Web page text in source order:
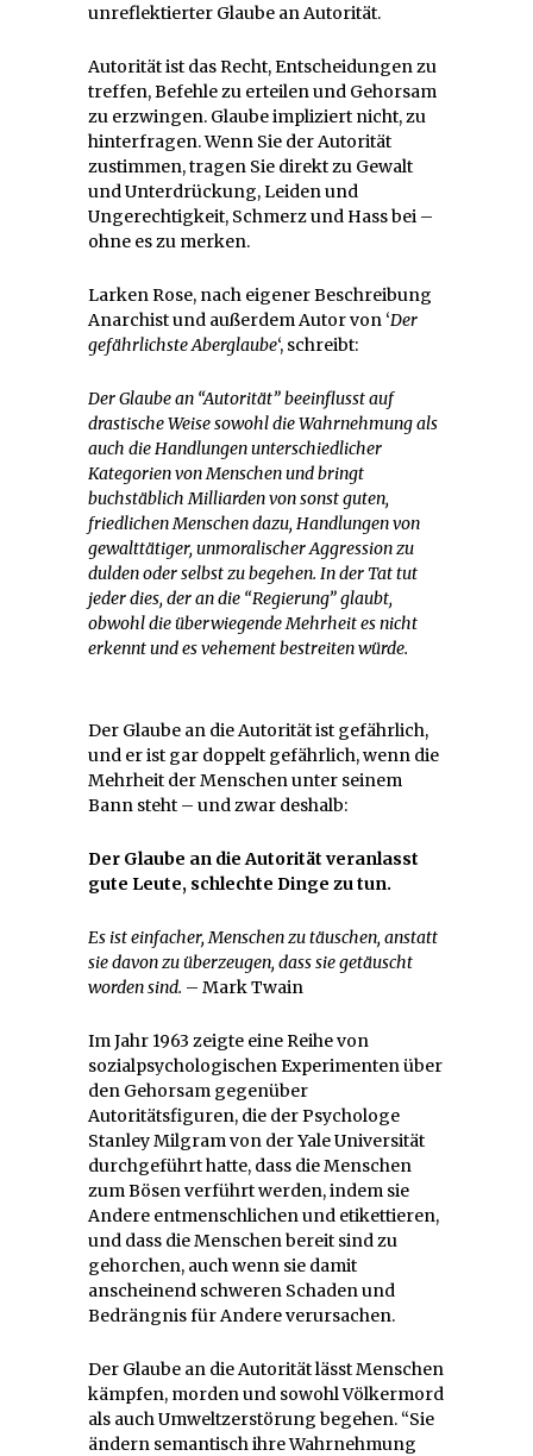
unreflektierter Glaube an Autorität.
Autorität ist das Recht, Entscheidungen zu
treffen, Befehle zu erteilen und Gehorsam
zu erzwingen. Glaube impliziert nicht, zu
hinterfragen. Wenn Sie der Autorität
zustimmen, tragen Sie direkt zu Gewalt
und Unterdrückung, Leiden und
Ungerechtigkeit, Schmerz und Hass bei –
ohne es zu merken.
Larken Rose, nach eigener Beschreibung
Anarchist und außerdem Autor von ‘Der
gefährlichste Aberglaube‘, schreibt:
Der Glaube an “Autorität”beeinflusst auf
drastische Weise sowohl die Wahrnehmung als
auch die Handlungenunterschiedlicher
Kategorien von Menschen undbringt
buchstäblich Milliarden von sonst guten,
friedlichen Menschen dazu, Handlungen von
gewalttätiger, unmoralischer Aggression zu
dulden oder selbst zu begehen. In der Tat tut
jeder dies, der an die “Regierung” glaubt,
obwohl die überwiegende Mehrheit es nicht
erkennt und es vehement bestreiten würde.
Der Glaube an die Autorität ist gefährlich,
und er ist gar doppelt gefährlich, wenn die
Mehrheit der Menschen unter seinem
Bann steht – und zwar deshalb:
Der Glaube an die Autorität veranlasst
gute Leute, schlechte Dinge zu tun.
Es ist einfacher, Menschen zu täuschen, anstatt
sie davon zu überzeugen, dass sie getäuscht
worden sind. – Mark Twain
Im Jahr 1963 zeigte eine Reihe von
sozialpsychologischen Experimenten über
den Gehorsam gegenüber
Autoritätsfiguren, die der Psychologe
Stanley Milgram von der Yale Universität
durchgeführt hatte, dass die Menschen
zum Bösen verführt werden, indem sie
Andere entmenschlichen und etikettieren,
und dass die Menschen bereit sind zu
gehorchen, auch wenn sie damit
anscheinend schweren Schaden und
Bedrängnis für Andere verursachen.
Der Glaube an die Autorität lässt Menschen
kämpfen, morden und sowohl Völkermord
als auch Umweltzerstörung begehen. “Sie
ändern semantisch ihre Wahrnehmung